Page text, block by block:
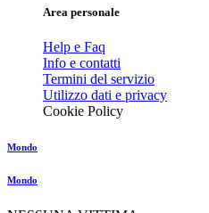
Area personale
Help e Faq
Info e contatti
Termini del servizio
Utilizzo dati e privacy
Cookie Policy
Mondo
Mondo